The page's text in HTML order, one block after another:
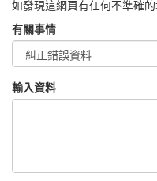
如發現這網頁有任何不準確
有關事情
輸入資料